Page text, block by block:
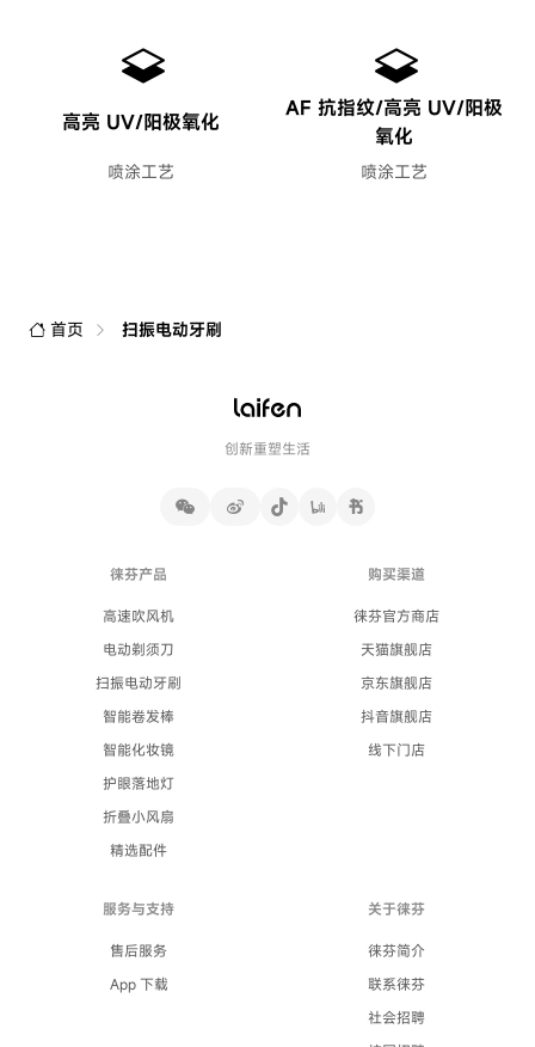
高亮 UV/阳极氧化
喷涂工艺
AF 抗指纹/高亮 UV/阳极
氧化
喷涂工艺
首页 扫振电动牙刷
创新重塑生活
徕芬产品
高速吹风机
电动剃须刀
扫振电动牙刷
智能卷发棒
智能化妆镜
护眼落地灯
折叠小风扇
精选配件
购买渠道
徕芬官方商店
天猫旗舰店
京东旗舰店
抖音旗舰店
线下门店
服务与支持
售后服务
App 下载
关于徕芬
徕芬简介
联系徕芬
社会招聘